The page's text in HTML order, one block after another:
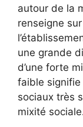
autour de la
renseigne
une grande
d’une forte
faible
sociaux très
mixité